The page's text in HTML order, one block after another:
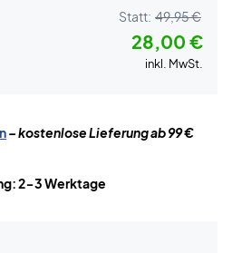
Statt: 49,95 €
28,00 €
inkl. MwSt.
– kostenlose Lieferung ab 99 €
2-3 Werktage